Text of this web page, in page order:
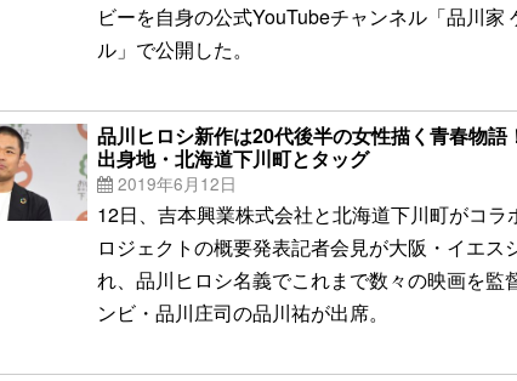
ビーを自身の公式YouTubeチャンネル「品川家
ル」で公開した。
品川ヒロシ新作は20代後半の女性描く青春物語
出身地・北海道下川町とタッグ
2019年6月12日
12日、吉本興業株式会社と北海道下川町がコラ
ロジェクトの概要発表記者会見が大阪・イエス
れ、品川ヒロシ名義でこれまで数々の映画を監
ンビ・品川庄司の品川祐が出席。